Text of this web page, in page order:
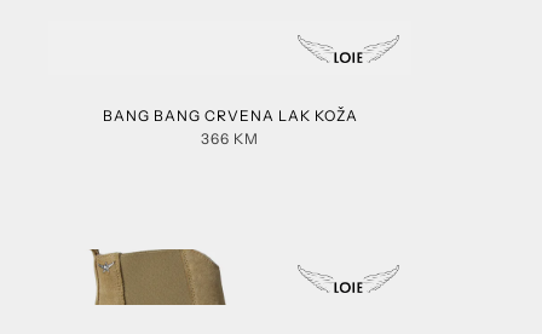
BANG BANG CRVENA LAK KOŽA
366 KM